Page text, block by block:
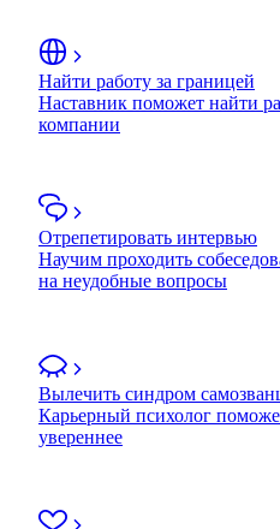
Найти работу за границей
Наставник поможет найти
компании
Отрепетировать интервью
Научим проходить
на неудобные вопросы
Вылечить синдром
Карьерный психолог
увереннее